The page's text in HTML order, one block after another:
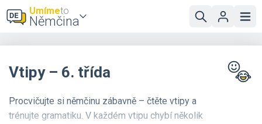
Umímeto
Němčina
Vtipy – 6. třída
Procvičujte si němčinu zábavně – čtěte vtipy a
trénujte gramatiku. V každém vtipu chybí několik